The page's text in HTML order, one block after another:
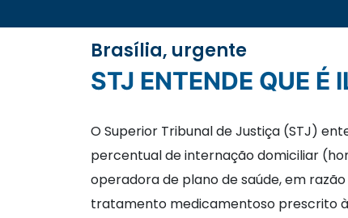
Brasília, urgente
STJ ENTENDE QUE
O Superior Tribunal de Justiça (STJ)
percentual de internação domiciliar
operadora de plano de saúde, em
tratamento medicamentoso prescrito